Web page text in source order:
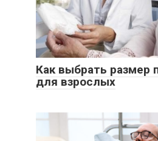
Как выбрать размер
для взрослых